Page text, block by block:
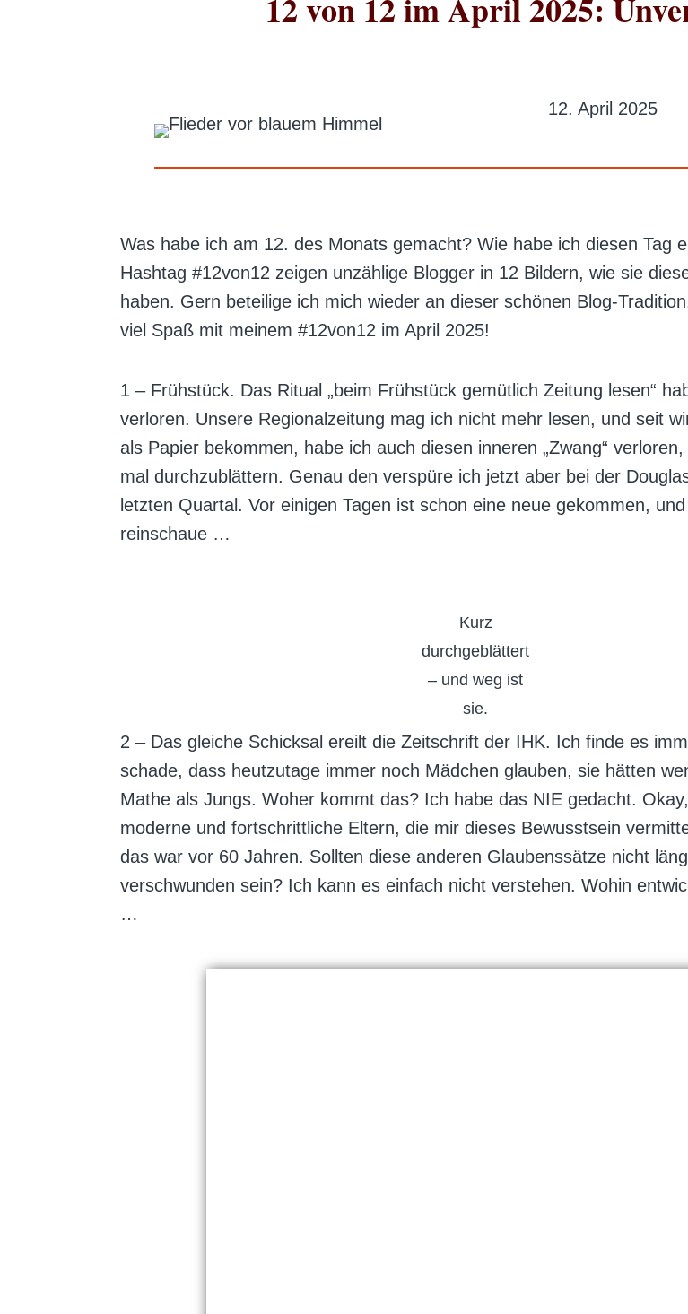
12. April 2025
Was habe ich am 12. des Monats gemacht? Wie habe ich diesen Tag
Hashtag #12von12 zeigen unzählige Blogger in 12 Bildern, wie sie
haben. Gern beteilige ich mich wieder an dieser schönen Blog-
viel Spaß mit meinem #12von12 im April 2025!
1 – Frühstück. Das Ritual „beim Frühstück gemütlich Zeitung lesen“
verloren. Unsere Regionalzeitung mag ich nicht mehr lesen, und seit
als Papier bekommen, habe ich auch diesen inneren „Zwang“
mal durchzublättern. Genau den verspüre ich jetzt aber bei der
letzten Quartal. Vor einigen Tagen ist schon eine neue gekommen,
reinschaue …
Kurz
durchgeblättert
– und weg ist
sie.
2 – Das gleiche Schicksal ereilt die Zeitschrift der IHK. Ich finde es
schade, dass heutzutage immer noch Mädchen glauben, sie hätten
Mathe als Jungs. Woher kommt das? Ich habe das NIE gedacht.
moderne und fortschrittliche Eltern, die mir dieses Bewusstsein
das war vor 60 Jahren. Sollten diese anderen Glaubenssätze nicht
verschwunden sein? Ich kann es einfach nicht verstehen. Wohin
…